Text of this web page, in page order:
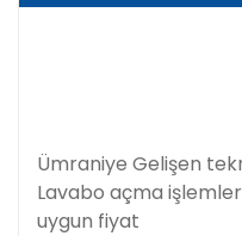
Ümraniye Gelişen
Lavabo açma
uygun fiyat